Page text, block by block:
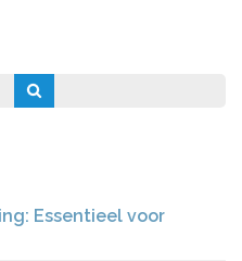
Essentieel voor